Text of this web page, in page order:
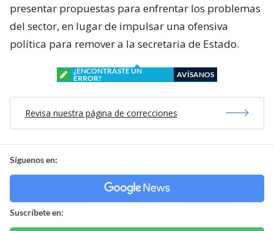
presentar propuestas para enfrentar los problemas
del sector, en lugar de impulsar una ofensiva
política para remover a la secretaria de Estado.
¿ENCONTRASTE UN
ERROR?
AVÍSANOS
Revisa nuestra página de correcciones
Síguenos en:
Suscríbete en: